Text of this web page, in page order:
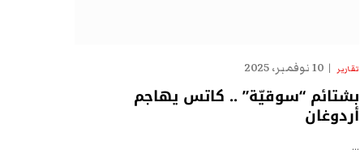
تقارير 10 نوفمبر، 2025
بشتائم “سوقيّة” .. كاتس يهاجم
أردوغان
…